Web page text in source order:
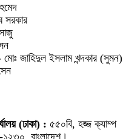
সরকার
মোঃ জাহিদুল ইসলাম খন্দকার (সুমন)
(ঢাকা) : ৫৫০বি, হজ্জ ক্যাম্প
বাংলাদেশ।